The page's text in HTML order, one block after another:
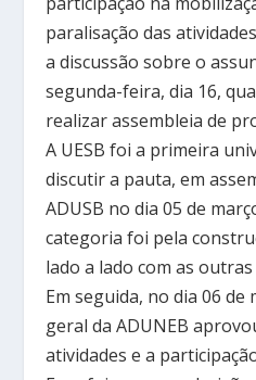
paralisação das
a discussão sobre o
segunda-feira, dia 16,
realizar assembleia de
A UESB foi a primeira
discutir a pauta, em
ADUSB no dia 05 de
categoria foi pela
lado a lado com as
Em seguida, no dia 06 de
geral da ADUNEB
atividades e a